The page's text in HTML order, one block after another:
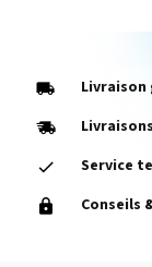
Damper pour le
Service
Conseils